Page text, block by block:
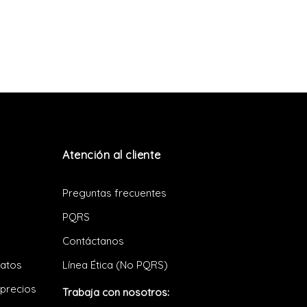
Atención al cliente
Preguntas frecuentes
PQRS
Contáctanos
Línea Ética (No PQRS)
Trabaja con nosotros: